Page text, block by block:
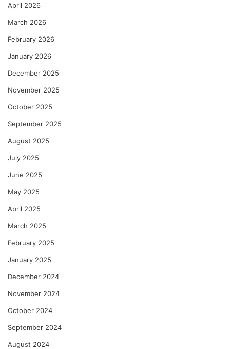
April 2026
March 2026
February 2026
January 2026
December 2025
November 2025
October 2025
September 2025
August 2025
July 2025
June 2025
May 2025
April 2025
March 2025
February 2025
January 2025
December 2024
November 2024
October 2024
September 2024
August 2024